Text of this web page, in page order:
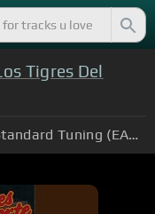
Tigres Del
Standard Tuning (EADGBE)